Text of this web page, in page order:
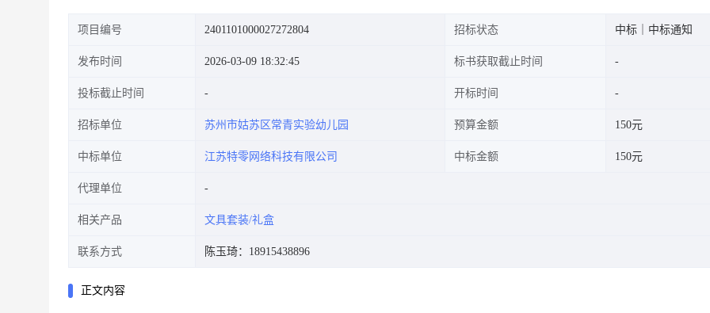
项目编号 2401101000027272804 招标状态 中标｜中标通知
发布时间 2026-03-09 18:32:45 标书获取截止时间
投标截止时间 开标时间
招标单位 苏州市姑苏区常青实验幼儿园 预算金额 150元
中标单位 江苏特零网络科技有限公司 中标金额 150元
代理单位
相关产品 文具套装/礼盒
联系方式 陈玉琦：18915438896
正文内容